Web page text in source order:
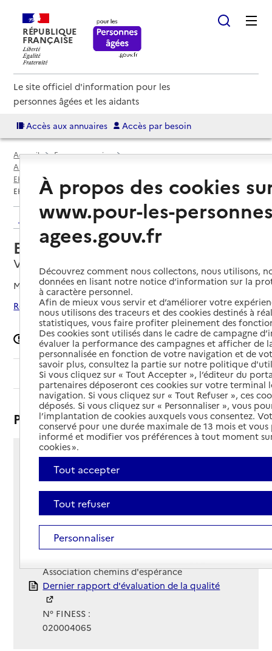
RÉPUBLIQUE
FRANÇAISE
Le site officiel d'information pour les
personnes âgées et les aidants
Accès aux annuaires Accès par besoin
Accueil
Espace annuaire
Annuaire EHPAD et maisons de retraite
EHPAD par département
Aisne (02)
Vailly-sur-Aisne
EHPAD Bon Repos
Retour aux résultats de l'annuaire
EHPAD Bon Repos
Vailly-sur-Aisne, AISNE
Mis à jour le09/03/2026
Rechercher les établissements autour de Vailly-sur-Aisne
Signaler une erreur
Sommaire
Présentation
5 rue de Montfaucon
02370 - Vailly-sur-Aisne
Téléphone :
03 23 54 70 34
Contact
Contact
Site Internet
Site internet
Association chemins d'espérance
Rapport HAS
Dernier rapport d'évaluation de la qualité
N° FINESS :
020004065
À propos des cookies
www.pour-les-
agees.gouv.fr
Découvrez comment nous collectons, nous utilisons,
données en lisant notre notice d’information sur la
à caractère personnel.
Afin de mieux vous servir et d’améliorer votre
nous utilisons des traceurs et des cookies destinés à
statistiques, vous faire profiter pleinement des
Des cookies sont utilisés dans le cadre de campagne
évaluer la performance des campagnes et afficher de
personnalisée en fonction de votre navigation et de
savoir plus, consultez la partie sur notre politique
Si vous cliquez sur « Tout Accepter », l’éditeur du
partenaires déposeront ces cookies sur votre terminal
navigation. Si vous cliquez sur « Tout Refuser », ces
déposés. Si vous cliquez sur « Personnaliser », vous
l’implantation de cookies auxquels vous consentez.
conservé pour une durée maximale de 13 mois et
informé et modifier vos préférences à tout moment
cookies ».
Tout accepter
Tout refuser
Personnaliser